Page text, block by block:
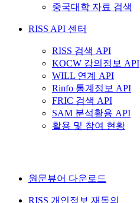
중국대학 자료 검색
RISS API 센터
RISS 검색 API
KOCW 강의정보 API
WILL 연계 API
Rinfo 통계정보 API
FRIC 검색 API
SAM 분석활용 API
활용 및 참여 현황
원문뷰어 다운로드
RISS 개인정보 재동의